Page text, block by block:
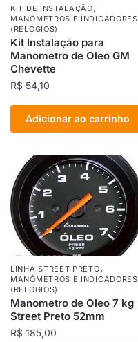
KIT DE INSTALAÇÃO,
MANÔMETROS E INDICADORES
(RELÓGIOS)
Kit Instalação para
Manometro de Oleo GM
Chevette
R$ 54,10
Adicionar ao carrinho
LINHA STREET PRETO,
MANÔMETROS E INDICADORES
(RELÓGIOS)
Manometro de Oleo 7 kg
Street Preto 52mm
R$ 185,00